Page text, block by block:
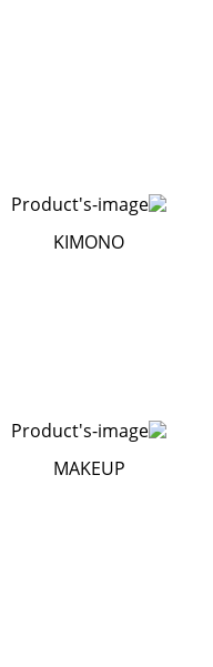
KIMONO
MAKEUP